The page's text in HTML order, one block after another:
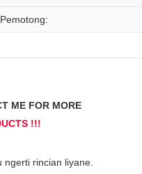
Pemotong: